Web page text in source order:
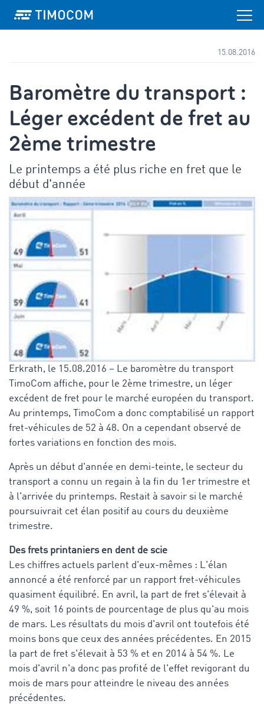
15.08.2016
Baromètre du transport :
Léger excédent de fret au
2ème trimestre
Le printemps a été plus riche en fret que le
début d'année
Erkrath, le 15.08.2016 – Le baromètre du transport
TimoCom affiche, pour le 2ème trimestre, un léger
excédent de fret pour le marché européen du transport.
Au printemps, TimoCom a donc comptabilisé un rapport
fret-véhicules de 52 à 48. On a cependant observé de
fortes variations en fonction des mois.
Après un début d'année en demi-teinte, le secteur du
transport a connu un regain à la fin du 1er trimestre et
à l'arrivée du printemps. Restait à savoir si le marché
poursuivrait cet élan positif au cours du deuxième
trimestre.
Des frets printaniers en dent de scie
Les chiffres actuels parlent d'eux-mêmes : L'élan
annoncé a été renforcé par un rapport fret-véhicules
quasiment équilibré. En avril, la part de fret s'élevait à
49 %, soit 16 points de pourcentage de plus qu'au mois
de mars. Les résultats du mois d'avril ont toutefois été
moins bons que ceux des années précédentes. En 2015
la part de fret s'élevait à 53 % et en 2014 à 54 %. Le
mois d'avril n'a donc pas profité de l'effet revigorant du
mois de mars pour atteindre le niveau des années
précédentes.